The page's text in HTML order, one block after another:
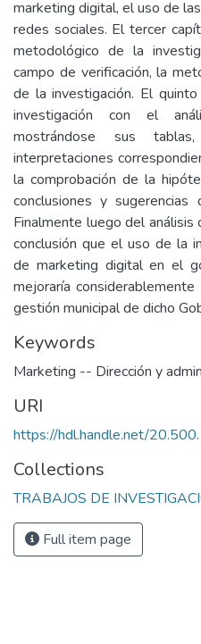
marketing digital, el uso de
redes sociales. El tercer
metodológico de la
campo de verificación, la
de la investigación. El
investigación con el
mostrándose sus
interpretaciones
la comprobación de la
conclusiones y
Finalmente luego del
conclusión que el uso de la
de marketing digital en el
mejoraría
gestión municipal de dicho
Keywords
Marketing -- Dirección y
URI
https://hdl.handle.net/
Collections
TRABAJOS DE
Full item page